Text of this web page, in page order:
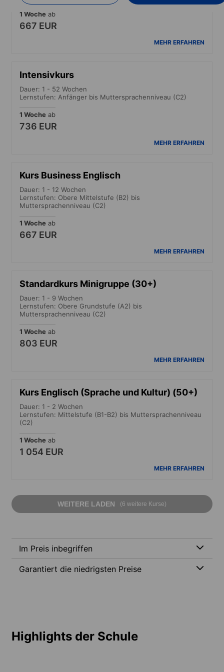
1 Woche ab
667 EUR
MEHR ERFAHREN
Intensivkurs
Dauer: 1 - 52 Wochen
Lernstufen: Anfänger bis Muttersprachenniveau (C2)
1 Woche ab
736 EUR
MEHR ERFAHREN
Kurs Business Englisch
Dauer: 1 - 12 Wochen
Lernstufen: Obere Mittelstufe (B2) bis
Muttersprachenniveau (C2)
1 Woche ab
667 EUR
MEHR ERFAHREN
Standardkurs Minigruppe (30+)
Dauer: 1 - 9 Wochen
Lernstufen: Obere Grundstufe (A2) bis
Muttersprachenniveau (C2)
1 Woche ab
803 EUR
MEHR ERFAHREN
Kurs Englisch (Sprache und Kultur) (50+)
Dauer: 1 - 2 Wochen
Lernstufen: Mittelstufe (B1-B2) bis Muttersprachenniveau
(C2)
1 Woche ab
1 054 EUR
MEHR ERFAHREN
WEITERE LADEN (6 weitere Kurse)
Im Preis inbegriffen
Garantiert die niedrigsten Preise
Highlights der Schule